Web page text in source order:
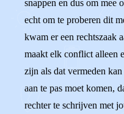
snappen en dus om mee
echt om te proberen dit
kwam er een rechtszaak
maakt elk conflict alleen
zijn als dat vermeden
aan te pas moet komen,
rechter te schrijven met